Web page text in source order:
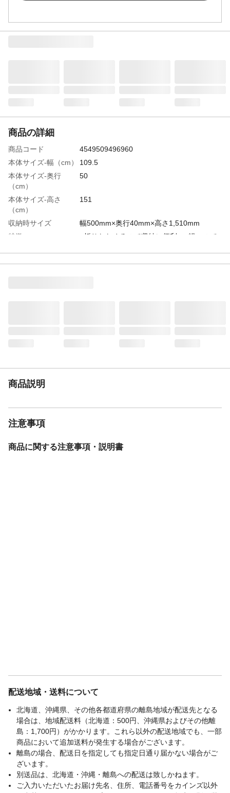
商品の詳細
商品コード
4549509496960
本体サイズ-幅（cm）
109.5
本体サイズ-奥行
（cm）
50
本体サイズ-高さ
（cm）
151
収納時サイズ
幅500mm×奥行40mm×高さ1,510mm
特徴
●折りたためるので収納に便利。●軽いので
商品説明
注意事項
商品に関する注意事項・説明書
配送地域・送料について
北海道、沖縄県、その他各都道府県の離島地域が配送先となる
場合は、地域配送料（北海道：500円、沖縄県およびその他離
島：1,700円）がかかります。これら以外の配送地域でも、一部
商品において追加送料が発生する場合がございます。
離島の場合、配送日を指定しても指定日通り届かない場合がご
ざいます。
別送品は、北海道・沖縄・離島への配送は致しかねます。
ご入力いただいたお届け先名、住所、電話番号をカインズ以外